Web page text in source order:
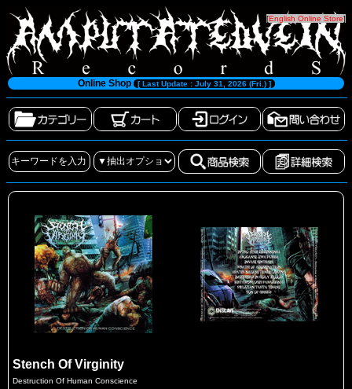
[English Online Store]
Online Shop [ Last Update : July 31, 2026 (Fri.) ]
Stench Of Virginity
Destruction Of Human Conscience